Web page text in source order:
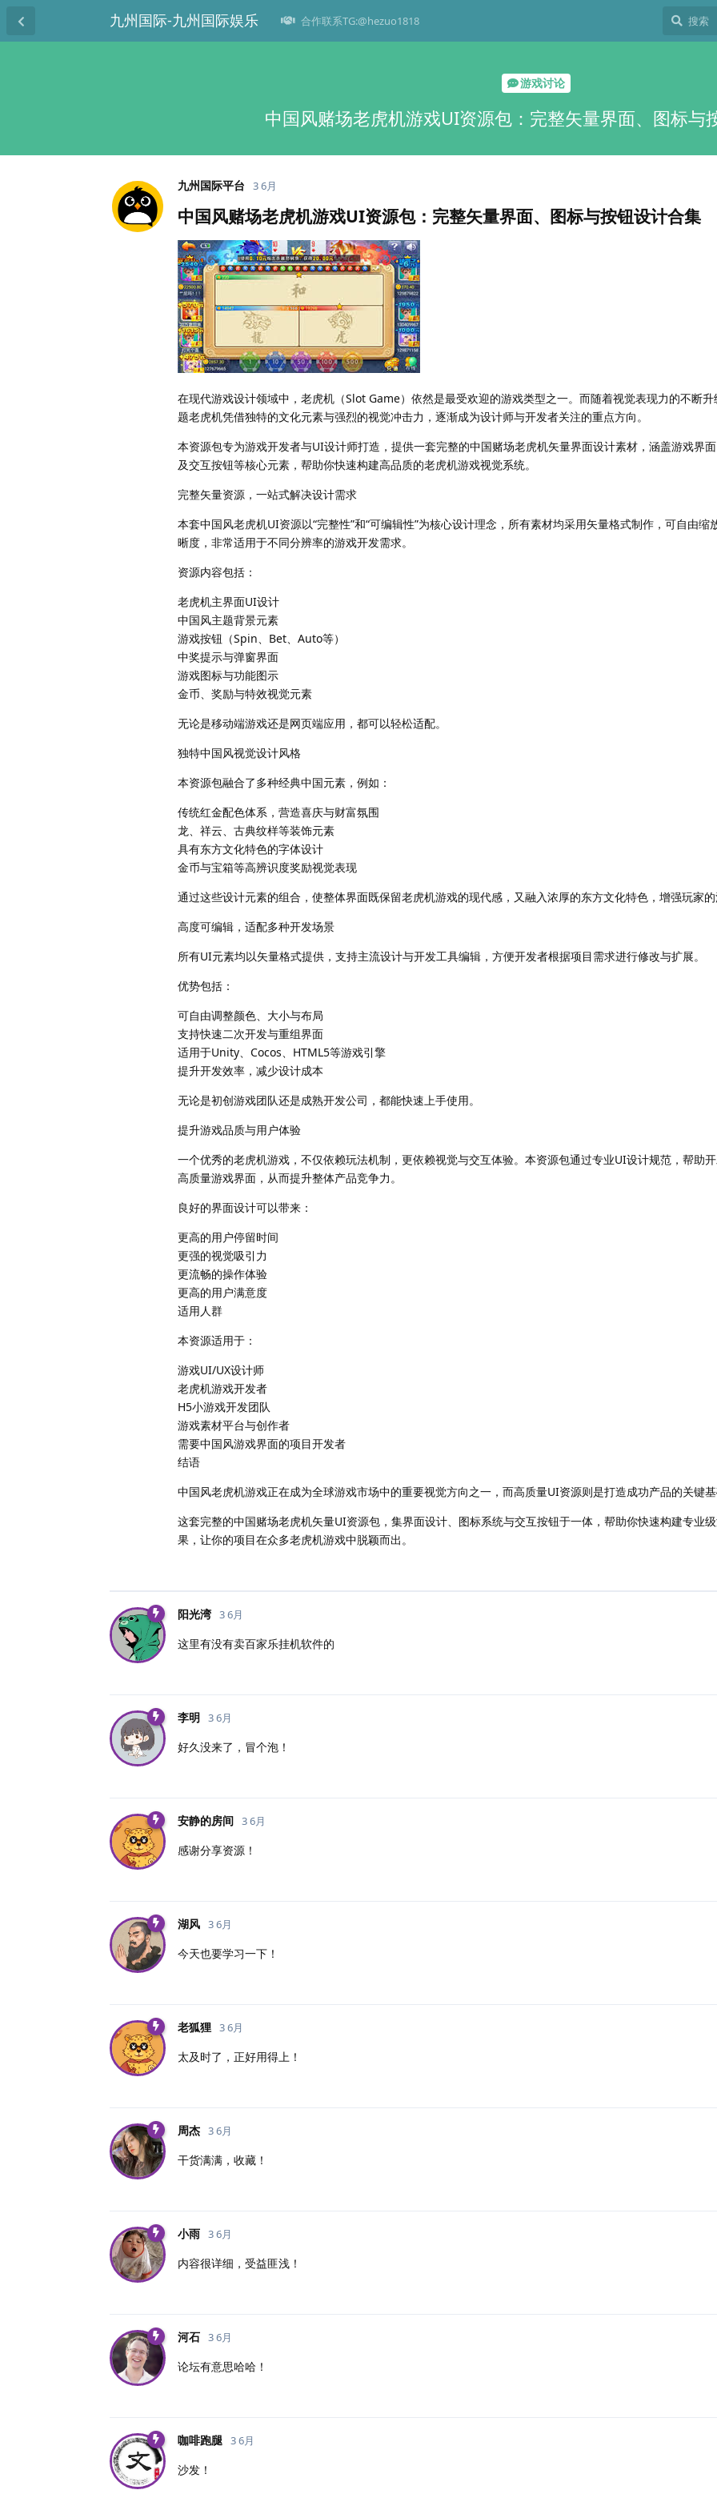
九州国际-九州国际娱乐 合作联系TG:@hezuo1818
游戏讨论
中国风赌场老虎机游戏UI资源包：完整矢量界面、图标与
九州国际平台 3 6月
中国风赌场老虎机游戏UI资源包：完整矢量界面、图标与按钮设计合集
在现代游戏设计领域中，老虎机（Slot Game）依然是最受欢迎的游戏类型之一。而随着视觉表现力的不断升
题老虎机凭借独特的文化元素与强烈的视觉冲击力，逐渐成为设计师与开发者关注的重点方向。
本资源包专为游戏开发者与UI设计师打造，提供一套完整的中国赌场老虎机矢量界面设计素材，涵盖游戏界
及交互按钮等核心元素，帮助你快速构建高品质的老虎机游戏视觉系统。
完整矢量资源，一站式解决设计需求
本套中国风老虎机UI资源以“完整性”和“可编辑性”为核心设计理念，所有素材均采用矢量格式制作，可自由缩
晰度，非常适用于不同分辨率的游戏开发需求。
资源内容包括：
老虎机主界面UI设计
中国风主题背景元素
游戏按钮（Spin、Bet、Auto等）
中奖提示与弹窗界面
游戏图标与功能图示
金币、奖励与特效视觉元素
无论是移动端游戏还是网页端应用，都可以轻松适配。
独特中国风视觉设计风格
本资源包融合了多种经典中国元素，例如：
传统红金配色体系，营造喜庆与财富氛围
龙、祥云、古典纹样等装饰元素
具有东方文化特色的字体设计
金币与宝箱等高辨识度奖励视觉表现
通过这些设计元素的组合，使整体界面既保留老虎机游戏的现代感，又融入浓厚的东方文化特色，增强玩家的
高度可编辑，适配多种开发场景
所有UI元素均以矢量格式提供，支持主流设计与开发工具编辑，方便开发者根据项目需求进行修改与扩展。
优势包括：
可自由调整颜色、大小与布局
支持快速二次开发与重组界面
适用于Unity、Cocos、HTML5等游戏引擎
提升开发效率，减少设计成本
无论是初创游戏团队还是成熟开发公司，都能快速上手使用。
提升游戏品质与用户体验
一个优秀的老虎机游戏，不仅依赖玩法机制，更依赖视觉与交互体验。本资源包通过专业UI设计规范，帮助
高质量游戏界面，从而提升整体产品竞争力。
良好的界面设计可以带来：
更高的用户停留时间
更强的视觉吸引力
更流畅的操作体验
更高的用户满意度
适用人群
本资源适用于：
游戏UI/UX设计师
老虎机游戏开发者
H5小游戏开发团队
游戏素材平台与创作者
需要中国风游戏界面的项目开发者
结语
中国风老虎机游戏正在成为全球游戏市场中的重要视觉方向之一，而高质量UI资源则是打造成功产品的关键基
这套完整的中国赌场老虎机矢量UI资源包，集界面设计、图标系统与交互按钮于一体，帮助你快速构建专业
果，让你的项目在众多老虎机游戏中脱颖而出。
阳光湾 3 6月
这里有没有卖百家乐挂机软件的
李明 3 6月
好久没来了，冒个泡！
安静的房间 3 6月
感谢分享资源！
湖风 3 6月
今天也要学习一下！
老狐狸 3 6月
太及时了，正好用得上！
周杰 3 6月
干货满满，收藏！
小雨 3 6月
内容很详细，受益匪浅！
河石 3 6月
论坛有意思哈哈！
咖啡跑腿 3 6月
沙发！